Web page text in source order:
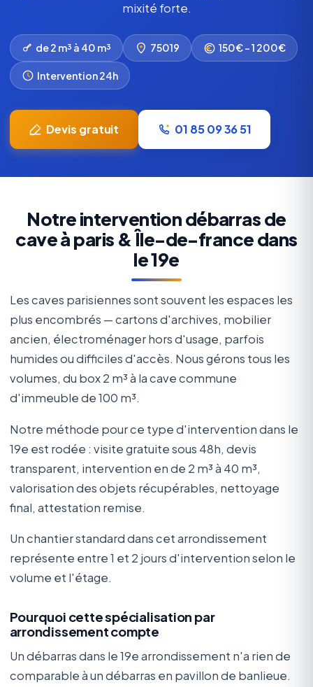
mixité forte.
de 2 m³ à 40 m³ 75019 150€ – 1 200€
Intervention 24h
Devis gratuit 01 85 09 36 51
Notre intervention débarras de
cave à paris & Île-de-france dans
le 19e
Les caves parisiennes sont souvent les espaces les
plus encombrés — cartons d'archives, mobilier
ancien, électroménager hors d'usage, parfois
humides ou difficiles d'accès. Nous gérons tous les
volumes, du box 2 m³ à la cave commune
d'immeuble de 100 m³.
Notre méthode pour ce type d'intervention dans le
19e est rodée : visite gratuite sous 48h, devis
transparent, intervention en de 2 m³ à 40 m³,
valorisation des objets récupérables, nettoyage
final, attestation remise.
Un chantier standard dans cet arrondissement
représente entre 1 et 2 jours d'intervention selon le
volume et l'étage.
Pourquoi cette spécialisation par
arrondissement compte
Un débarras dans le 19e arrondissement n'a rien de
comparable à un débarras en pavillon de banlieue.